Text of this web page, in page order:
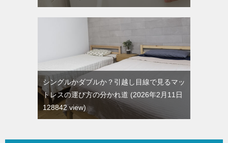
シングルかダブルか？引越し目線で見るマッ
トレスの運び方の分かれ道
2026年2月11日
128842 view